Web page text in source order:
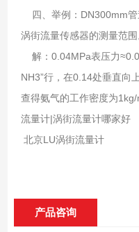
四、举例：DN300mm管
涡街流量传感器的测量范围
解：0.04MPa表压力
NH3”行，在0.14处垂直向
查得氨气的工作密度为
流量计|涡街流量计哪家好
北京LU涡街流量计
产品咨询